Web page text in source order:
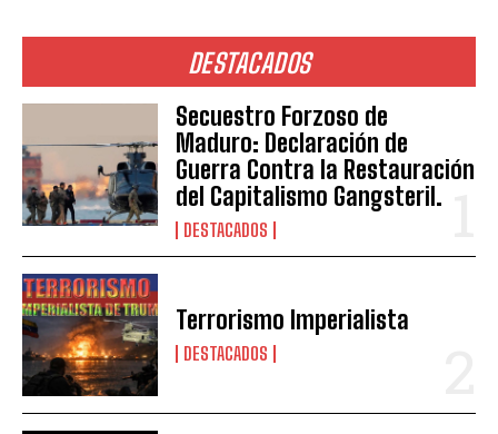
DESTACADOS
Secuestro Forzoso de
Maduro: Declaración de
Guerra Contra la Restauración
del Capitalismo Gangsteril.
DESTACADOS
Terrorismo Imperialista
DESTACADOS